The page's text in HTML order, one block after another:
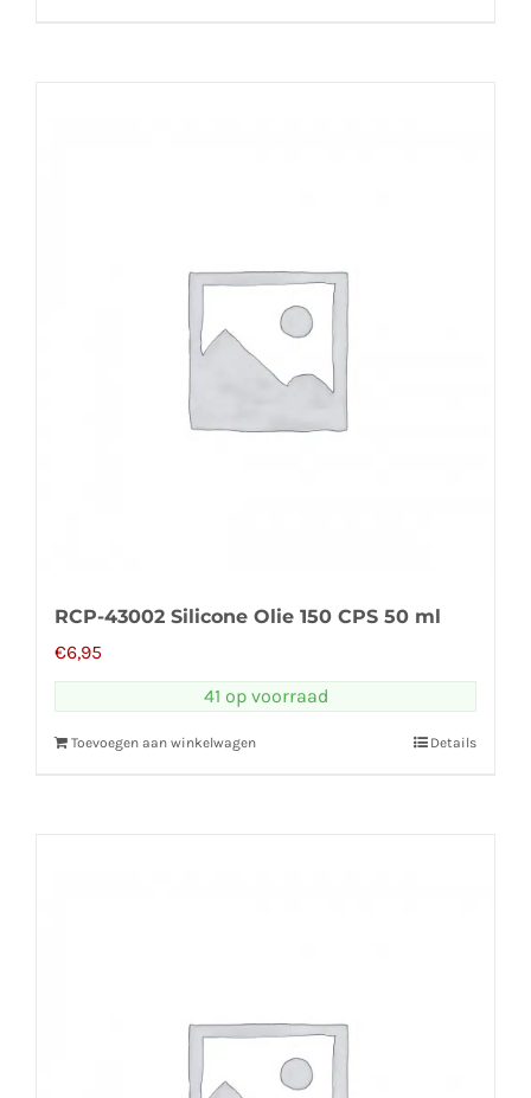
RCP-43002 Silicone Olie 150 CPS 50 ml
€6,95
41 op voorraad
Toevoegen aan winkelwagen Details